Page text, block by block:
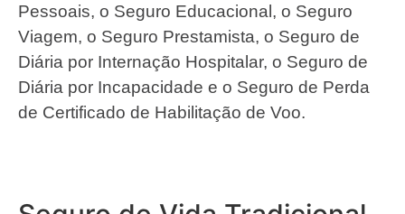
Pessoais, o Seguro Educacional, o Seguro
Viagem, o Seguro Prestamista, o Seguro de
Diária por Internação Hospitalar, o Seguro de
Diária por Incapacidade e o Seguro de Perda
de Certificado de Habilitação de Voo.